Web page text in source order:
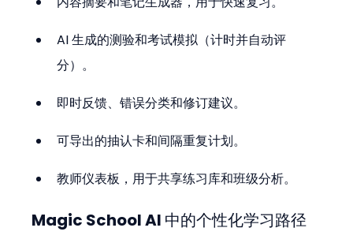
AI 生成的测验和考试模拟（计时并自动评
分）。
即时反馈、错误分类和修订建议。
可导出的抽认卡和间隔重复计划。
教师仪表板，用于共享练习库和班级分析。
Magic School AI 中的个性化学习路径